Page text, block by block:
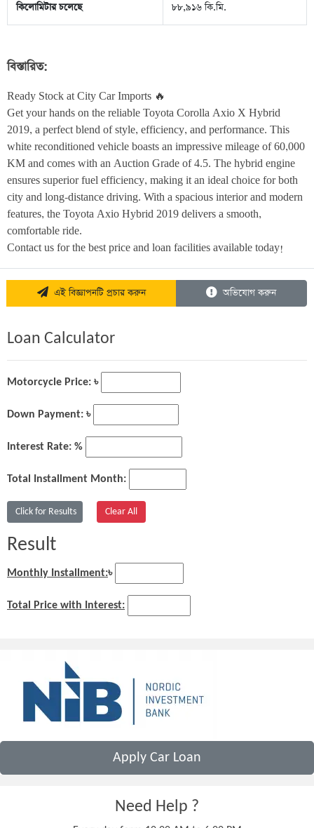
কিলোমিটার চলেছে ৮৮,৯১৬ কি.মি.
বিস্তারিত:
Ready Stock at City Car Imports 🔥
Get your hands on the reliable Toyota Corolla Axio X Hybrid
2019, a perfect blend of style, efficiency, and performance. This
white reconditioned vehicle boasts an impressive mileage of 60,000
KM and comes with an Auction Grade of 4.5. The hybrid engine
ensures superior fuel efficiency, making it an ideal choice for both
city and long-distance driving. With a spacious interior and modern
features, the Toyota Axio Hybrid 2019 delivers a smooth,
comfortable ride.
Contact us for the best price and loan facilities available today!
এই বিজ্ঞাপনটি প্রচার করুন অভিযোগ করুন
Loan Calculator
Motorcycle Price: ৳
Down Payment: ৳
Interest Rate: %
Total Installment Month:
Result
Monthly Installment:৳
Total Price with Interest:
Apply Car Loan
Need Help ?